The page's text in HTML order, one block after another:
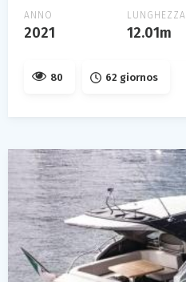
ANNO
2021
LUNGHEZZA
12.01m
80 62 giornos